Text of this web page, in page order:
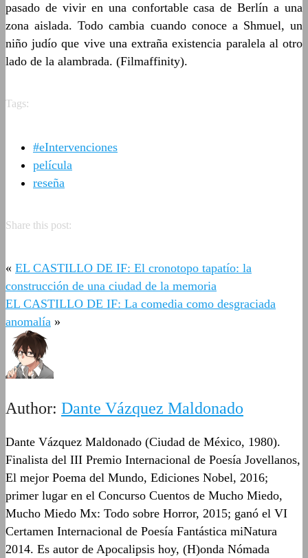
pasado de vivir en una confortable casa de Berlín a una
zona aislada. Todo cambia cuando conoce a Shmuel, un
niño judío que vive una extraña existencia paralela al otro
lado de la alambrada. (Filmaffinity).
Tags:
#eIntervenciones
película
reseña
Share this post:
« EL CASTILLO DE IF: El cronotopo tapatío: la
construcción de una ciudad de la memoria
EL CASTILLO DE IF: La comedia como desgraciada
anomalía »
Author: Dante Vázquez Maldonado
Dante Vázquez Maldonado (Ciudad de México, 1980).
Finalista del III Premio Internacional de Poesía Jovellanos,
El mejor Poema del Mundo, Ediciones Nobel, 2016;
primer lugar en el Concurso Cuentos de Mucho Miedo,
Mucho Miedo Mx: Todo sobre Horror, 2015; ganó el VI
Certamen Internacional de Poesía Fantástica miNatura
2014. Es autor de Apocalipsis hoy, (H)onda Nómada